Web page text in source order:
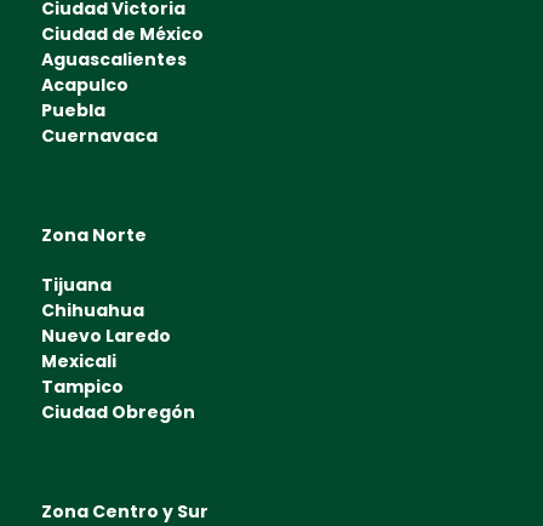
Ciudad Victoria
Ciudad de México
Aguascalientes
Acapulco
Puebla
Cuernavaca
Zona Norte
Tijuana
Chihuahua
Nuevo Laredo
Mexicali
Tampico
Ciudad Obregón
Zona Centro y Sur